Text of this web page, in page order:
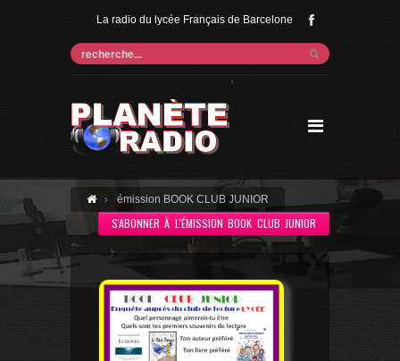
La radio du lycée Français de Barcelone
'
émission BOOK CLUB JUNIOR
S'ABONNER À L'ÉMISSION BOOK CLUB JUNIOR